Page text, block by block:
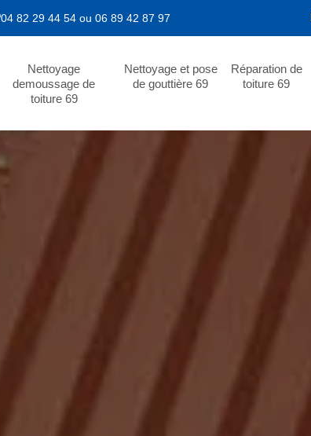
04 82 29 44 54 ou 06 89 42 87 97
Nettoyage
demoussage de
toiture 69
Nettoyage et pose
de gouttière 69
Réparation de
toiture 69